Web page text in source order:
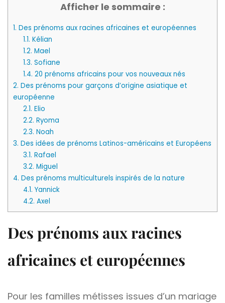
Afficher le sommaire :
1. Des prénoms aux racines africaines et européennes
1.1. Kélian
1.2. Mael
1.3. Sofiane
1.4. 20 prénoms africains pour vos nouveaux nés
2. Des prénoms pour garçons d’origine asiatique et
européenne
2.1. Elio
2.2. Ryoma
2.3. Noah
3. Des idées de prénoms Latinos-américains et Européens
3.1. Rafael
3.2. Miguel
4. Des prénoms multiculturels inspirés de la nature
4.1. Yannick
4.2. Axel
Des prénoms aux racines
africaines et européennes
Pour les familles métisses issues d’un mariage